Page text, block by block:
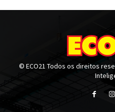
© ECO21 Todos os direitos